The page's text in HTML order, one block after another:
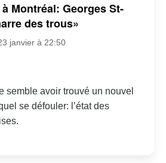
Montréal: Georges St-
des trous»
janvier à 22:50
semble avoir trouvé un nouvel
se défouler: l’état des